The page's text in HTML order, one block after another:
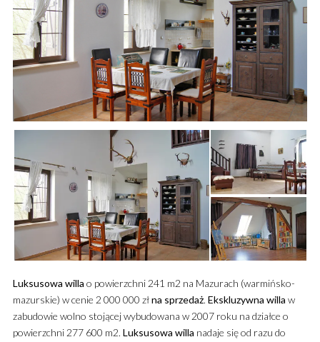
Luksusowa willa o powierzchni 241 m2 na Mazurach (warmińsko-
mazurskie) w cenie 2 000 000 złna sprzedaż. Ekskluzywna willa w
zabudowie wolno stojącej wybudowana w 2007 roku na działce o
powierzchni 277 600 m2. Luksusowa willa nadaje się od razu do